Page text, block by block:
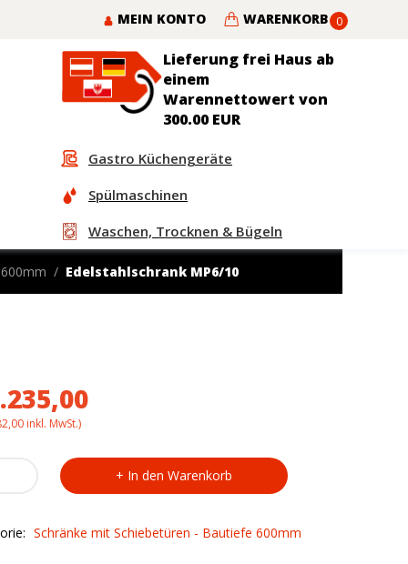
MEIN KONTO 0
WARENKORB
Lieferung frei Haus ab
einem
Warennettowert von
300.00 EUR
Gastro Küchengeräte
Spülmaschinen
Waschen, Trocknen & Bügeln
Edelstahlschrank MP6/10
inkl. MwSt.)
In den Warenkorb
Schränke mit Schiebetüren - Bautiefe 600mm